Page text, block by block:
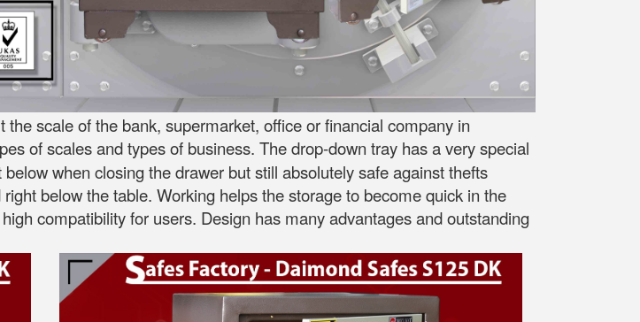
scale of the bank, supermarket, office or financial company in
of scales and types of business. The drop-down tray has a very special
when closing the drawer but still absolutely safe against thefts
below the table. Working helps the storage to become quick in the
compatibility for users. Design has many advantages and outstanding